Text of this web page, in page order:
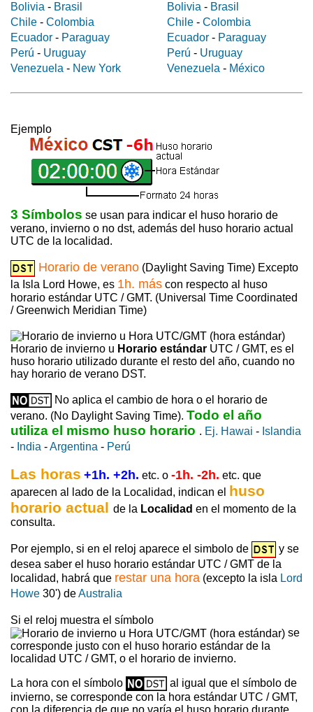
Bolivia - Brasil
Chile - Colombia
Ecuador - Paraguay
Perú - Uruguay
Venezuela - New York
Bolivia - Brasil
Chile - Colombia
Ecuador - Paraguay
Perú - Uruguay
Venezuela - México
Ejemplo
3 Símbolos se usan para indicar el huso horario de
verano, invierno o no dst, además del huso horario actual
UTC de la localidad.
Horario de verano (Daylight Saving Time) Excepto
la Isla Lord Howe, es 1h. más con respecto al huso
horario estándar UTC / GMT. (Universal Time Coordinated
/ Greenwich Meridian Time)
Horario de invierno u Horario estándar UTC / GMT, es el
huso horario utilizado durante el resto del año, cuando no
hay horario de verano DST.
No aplica el cambio de hora o el horario de
verano. (No Daylight Saving Time). Todo el año
utiliza el mismo huso horario . Ej. Hawai - Islandia
- India -Argentina - Perú
Las horas +1h. +2h. etc. o -1h. -2h. etc. que
aparecen al lado de la Localidad, indican el huso
horario actual de la Localidad en el momento de la
consulta.
Por ejemplo, si en el reloj aparece el simbolo de
y se
desea saber el huso horario estándar UTC / GMT de la
localidad, habrá que restar una hora (excepto la isla Lord
Howe 30') deAustralia
Si el reloj muestra el símbolo
se
corresponde justo con el huso horario estándar de la
localidad UTC / GMT, o el horario de invierno.
La hora con el símbolo
al igual que el símbolo de
invierno, se corresponde con la hora estándar UTC / GMT,
con la diferencia de que no varía el huso horario durante